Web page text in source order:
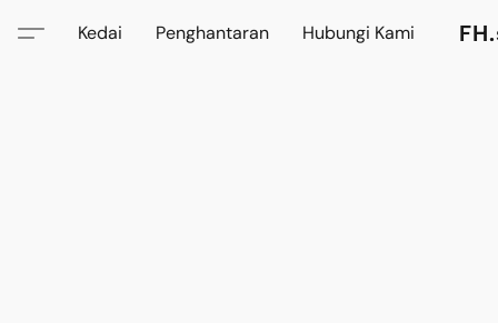
Kedai Penghantaran Hubungi Kami